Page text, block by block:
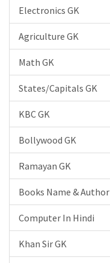
Electronics GK
Agriculture GK
Math GK
States/Capitals GK
KBC GK
Bollywood GK
Ramayan GK
Books Name & Author
Computer In Hindi
Khan Sir GK